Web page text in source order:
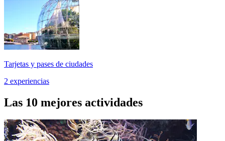
Tarjetas y pases de ciudades
2 experiencias
Las 10 mejores actividades